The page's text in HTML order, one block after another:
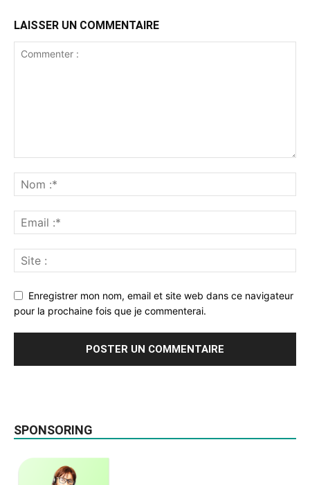
LAISSER UN COMMENTAIRE
Enregistrer mon nom, email et site web dans ce navigateur
pour la prochaine fois que je commenterai.
SPONSORING